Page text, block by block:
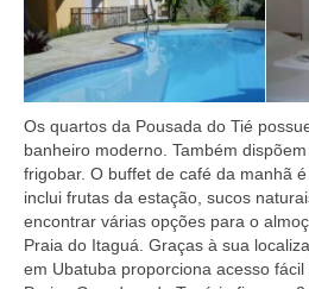
Os quartos da Pousada do Tié
banheiro moderno. Também
frigobar. O buffet de café da manhã
inclui frutas da estação, sucos
encontrar várias opções para o
Praia do Itaguá. Graças à sua
em Ubatuba proporciona acesso